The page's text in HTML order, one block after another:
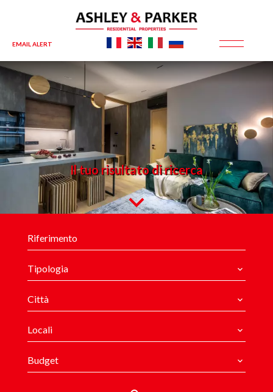
EMAIL ALERT
Il tuo risultato di ricerca
Tipologia
Città
Locali
Budget